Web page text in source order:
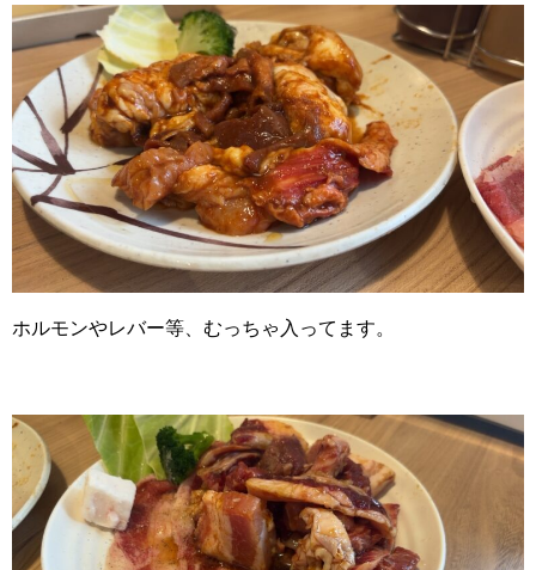
ホルモンやレバー等、むっちゃ入ってます。